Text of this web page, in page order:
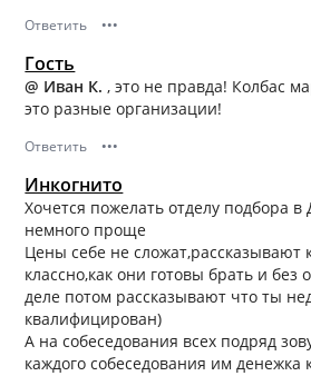
Ответить •••
Гость
@ Иван К., это не правда! Колбас
это разные организации!
Ответить •••
Инкогнито
Хочется пожелать отделу подбора
немного проще
Цены себе не сложат,рассказывают
классно,как они готовы брать и без
деле потом рассказывают что ты
квалифицирован)
А на собеседования всех подряд
каждого собеседования им денежка